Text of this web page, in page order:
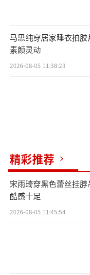
不是你的孩子”，
慕。但是房车之
况层出不穷，也
样的家庭模式，
到”，他直言因
而虎虎家庭
马思纯穿居家睡衣拍
素颜灵动
2026-08-05 11:38:23
精彩推荐
宋雨琦穿黑色蕾丝挂
酷感十足
2026-08-05 11:45:54